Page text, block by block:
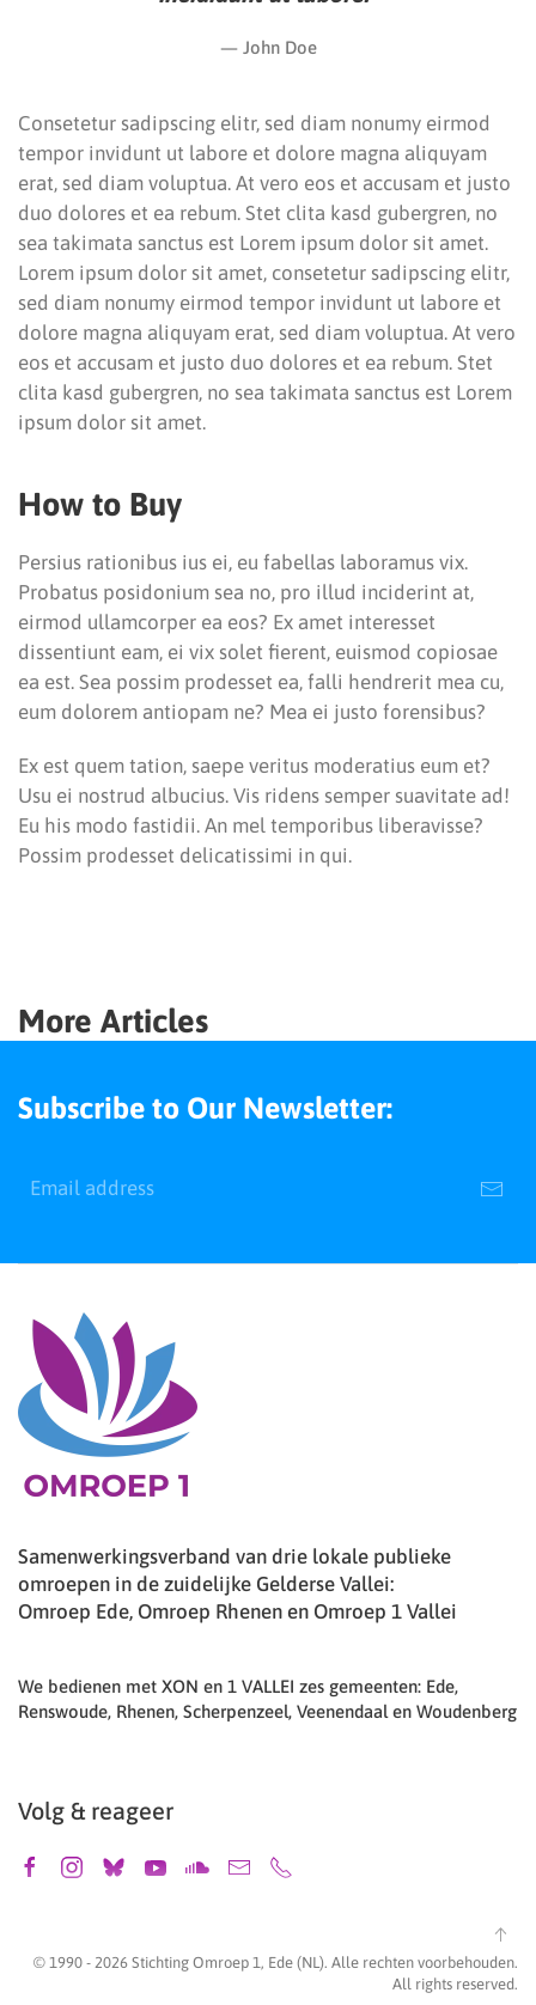
John Doe
Consetetur sadipscing elitr, sed diam nonumy eirmod
tempor invidunt ut labore et dolore magna aliquyam
erat, sed diam voluptua. At vero eos et accusam et justo
duo dolores et ea rebum. Stet clita kasd gubergren, no
sea takimata sanctus est Lorem ipsum dolor sit amet.
Lorem ipsum dolor sit amet, consetetur sadipscing elitr,
sed diam nonumy eirmod tempor invidunt ut labore et
dolore magna aliquyam erat, sed diam voluptua. At vero
eos et accusam et justo duo dolores et ea rebum. Stet
clita kasd gubergren, no sea takimata sanctus est Lorem
ipsum dolor sit amet.
How to Buy
Persius rationibus ius ei, eu fabellas laboramus vix.
Probatus posidonium sea no, pro illud inciderint at,
eirmod ullamcorper ea eos? Ex amet interesset
dissentiunt eam, ei vix solet fierent, euismod copiosae
ea est. Sea possim prodesset ea, falli hendrerit mea cu,
eum dolorem antiopam ne? Mea ei justo forensibus?
Ex est quem tation, saepe veritus moderatius eum et?
Usu ei nostrud albucius. Vis ridens semper suavitate ad!
Eu his modo fastidii. An mel temporibus liberavisse?
Possim prodesset delicatissimi in qui.
More Articles
Subscribe to Our Newsletter:
Samenwerkingsverband van drie lokale publieke
omroepen in de zuidelijke Gelderse Vallei:
Omroep Ede, Omroep Rhenen en Omroep 1 Vallei
We bedienen met XON en 1 VALLEI zes gemeenten: Ede,
Renswoude, Rhenen, Scherpenzeel, Veenendaal en Woudenberg
Volg & reageer
© 1990 - 2026 Stichting Omroep 1, Ede (NL). Alle rechten voorbehouden.
All rights reserved.